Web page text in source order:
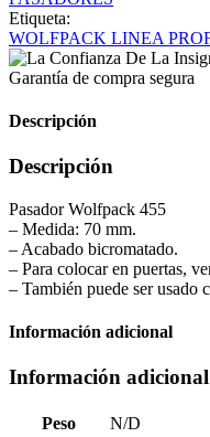
Etiqueta:
WOLFPACK LINEA
Garantía de compra segura
Descripción
Descripción
Pasador Wolfpack 455
– Medida: 70 mm.
– Acabado bicromatado.
– Para colocar en puertas,
– También puede ser usado
Información adicional
Información adicional
Peso
N/D